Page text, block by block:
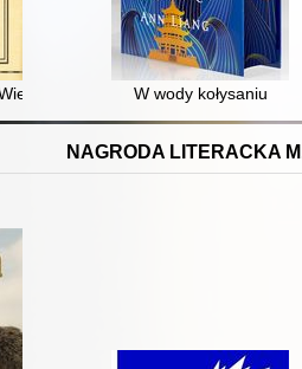
Brytania rywalizowała ze
W wody kołysaniu
NAGRODA LITERACKA